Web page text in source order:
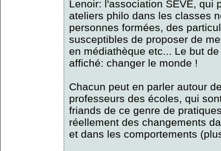
Lenoir: l'association SEVE, qui
ateliers philo dans les classes
personnes formées, des
susceptibles de proposer de
en médiathèque etc... Le but
affiché: changer le monde !
Chacun peut en parler autour
professeurs des écoles, qui
friands de ce genre de
réellement des changements
et dans les comportements